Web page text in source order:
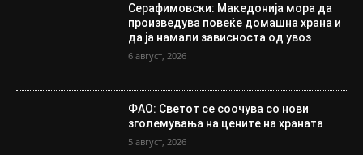
Серафимовски: Македонија мора да
произведува повеќе домашна храна и
да ја намали зависноста од увоз
6 август, 2026
ФАО: Светот се соочува со нови
зголемувања на цените на храната
5 август, 2026